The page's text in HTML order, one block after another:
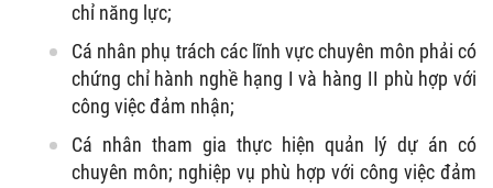
chỉ năng lực;
Cá nhân phụ trách các lĩnh vực chuyên môn phải có
chứng chỉ hành nghề hạng I và hàng II phù hợp với
công việc đảm nhận;
Cá nhân tham gia thực hiện quản lý dự án có
chuyên môn; nghiệp vụ phù hợp với công việc đảm